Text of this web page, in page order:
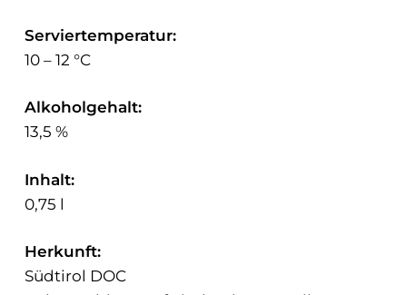
Serviertemperatur:
10 – 12 °C
Alkoholgehalt:
13,5 %
Inhalt:
0,75 l
Herkunft:
Südtirol DOC